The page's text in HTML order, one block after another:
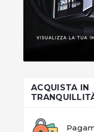
ACQUISTA IN